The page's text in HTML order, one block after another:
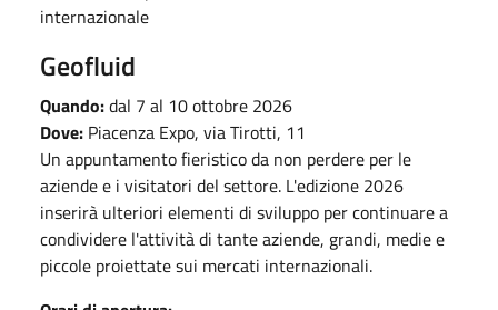
internazionale
Geofluid
Quando:dal 7 al 10 ottobre 2026
Dove: Piacenza Expo, via Tirotti, 11
Un appuntamento fieristico da non perdere per le
aziende e i visitatori del settore. L'edizione 2026
inserirà ulteriori elementi di sviluppo per continuare a
condividere l'attività di tante aziende, grandi, medie e
piccole proiettate sui mercati internazionali.